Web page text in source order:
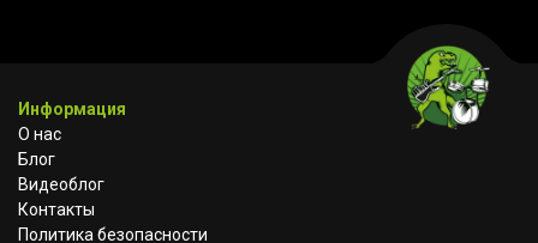
Информация
О нас
Блог
Видеоблог
Контакты
Политика безопасности